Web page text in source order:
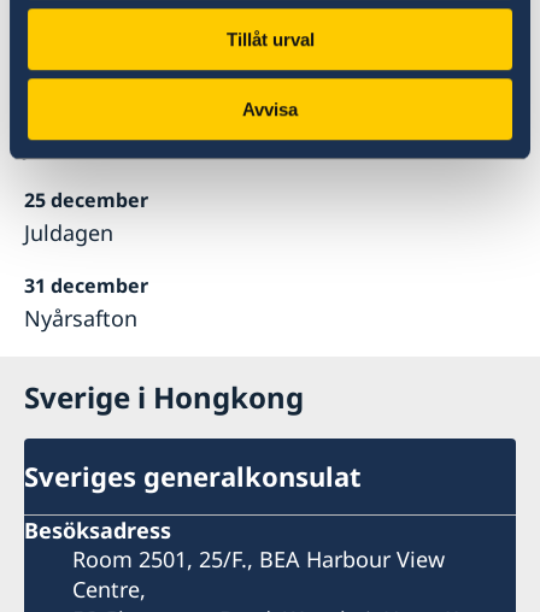
Tillåt urval
Avvisa
Dagen efter Chung Yeung Festivalen
Julafton
25 december
Juldagen
31 december
Nyårsafton
Sverige i Hongkong
Sveriges generalkonsulat
Besöksadress
Room 2501, 25/F., BEA Harbour View
Centre,